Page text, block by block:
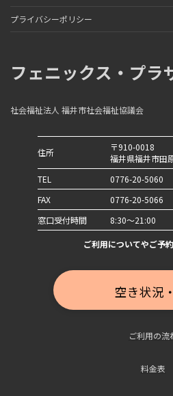
プライバシーポリシー
フェニックス・プラ
社会福祉法人 福井市社会福祉協議会
住所
〒910-0018
福井県福井市田
TEL
0776-20-5060
FAX
0776-20-5066
窓口受付時間
8:30～21:00
ご利用についてやご予
空き状況
ご利用の流
料金表